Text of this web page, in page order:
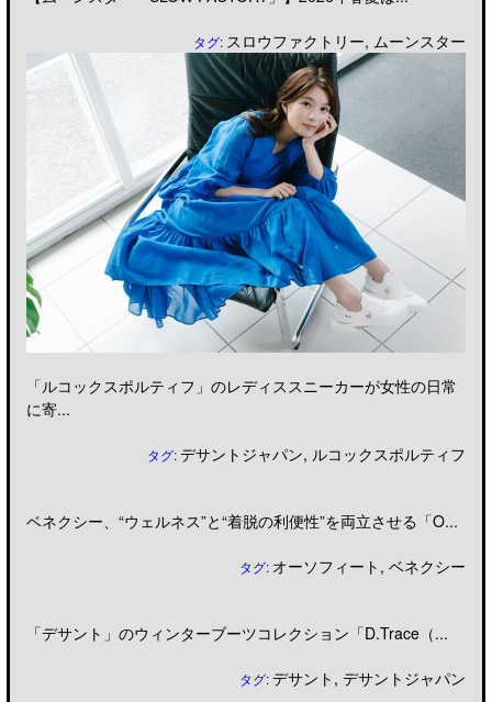
タグ: スロウファクトリー, ムーンスター
「ルコックスポルティフ」のレディススニーカーが女性の日常
に寄...
タグ:デサントジャパン, ルコックスポルティフ
ベネクシー、“ウェルネス”と“着脱の利便性”を両立させる「O...
タグ: オーソフィート ,ベネクシー
「デサント」のウィンターブーツコレクション「D.Trace（...
タグ:デサント ,デサントジャパン